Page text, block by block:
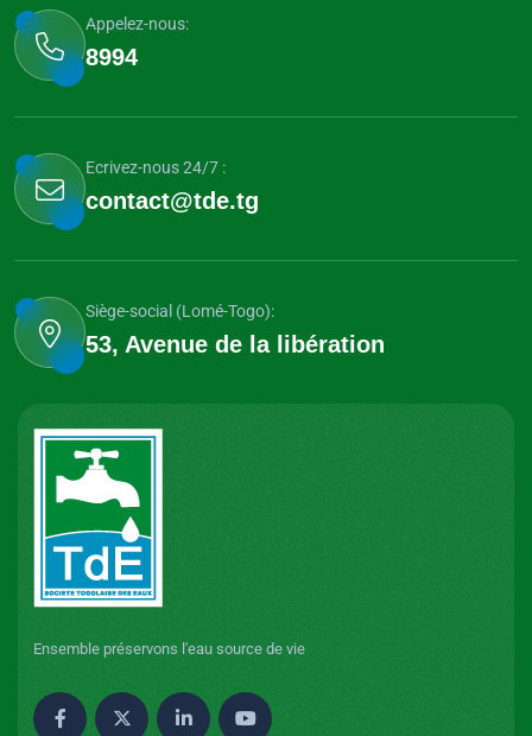
Appelez-nous:
8994
Ecrivez-nous 24/7 :
contact@tde.tg
Siège-social (Lomé-Togo):
53, Avenue de la libération
Ensemble préservons l'eau source de vie